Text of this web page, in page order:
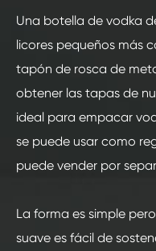
Una botella de vodka
licores pequeños más
tapón de rosca de
obtener las tapas de
ideal para empacar
se puede usar como
puede vender por
La forma es simple
suave es fácil de